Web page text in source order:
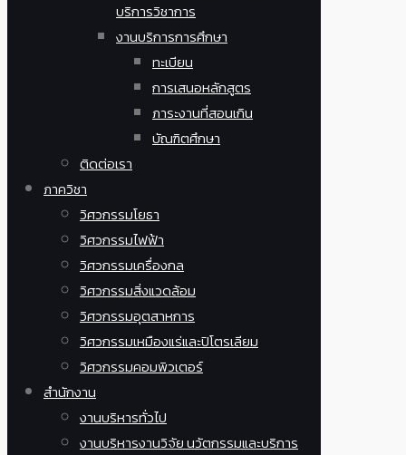
บริการวิชาการ
งานบริการการศึกษา
ทะเบียน
การเสนอหลักสูตร
ภาระงานที่สอนเกิน
บัณฑิตศึกษา
ติดต่อเรา
ภาควิชา
วิศวกรรมโยธา
วิศวกรรมไฟฟ้า
วิศวกรรมเครื่องกล
วิศวกรรมสิ่งแวดล้อม
วิศวกรรมอุตสาหการ
วิศวกรรมเหมืองแร่และปิโตรเลียม
วิศวกรรมคอมพิวเตอร์
สำนักงาน
งานบริหารทั่วไป
งานบริหารงานวิจัย นวัตกรรมและบริการ